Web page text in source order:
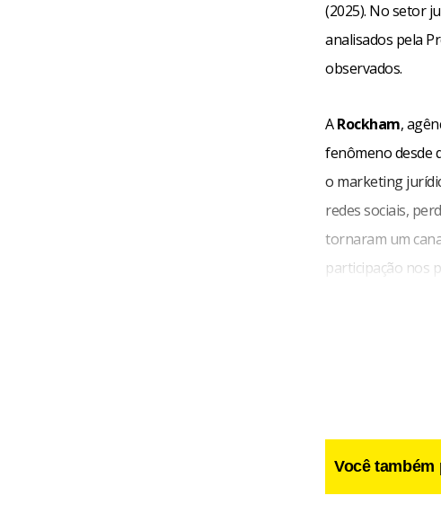
(2025). No setor
analisados pela
observados.
ARockham,
fenômeno desde
o marketing
redes sociais,
tornaram um
participação nos
Você